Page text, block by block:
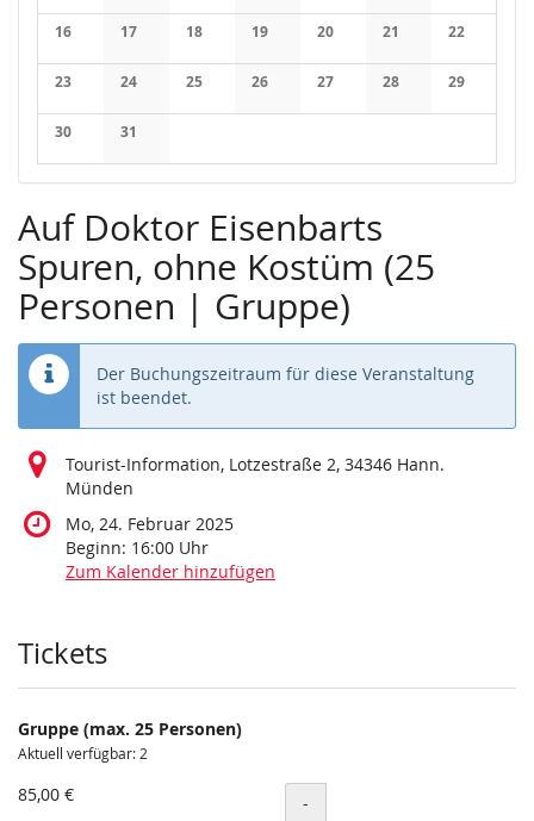
Keine Veranstaltungen
Keine Veranstaltungen
Keine Veranstaltungen
Keine Veranstaltungen
Keine Veranstaltungen
Keine Keine
16
Keine Veranstaltungen
17
Keine Veranstaltungen
18
Keine Veranstaltungen
19
Keine Veranstaltungen
20
Keine Veranstaltungen
21
Keine
22
Keine
23
Keine Veranstaltungen
24
Keine Veranstaltungen
25
Keine Veranstaltungen
26
Keine Veranstaltungen
27
Keine Veranstaltungen
28
Keine
29
Keine
30
Keine Veranstaltungen
31
Keine Veranstaltungen
Auf Doktor Eisenbarts
Spuren, ohne Kostüm (25
Personen | Gruppe)
Der Buchungszeitraum für diese Veranstaltung
ist beendet.
Tourist-Information, Lotzestraße 2, 34346 Hann.
Münden
Mo, 24. Februar 2025
Beginn: 16:00 Uhr
Zum Kalender hinzufügen
Produkte
Tickets
Gruppe (max. 25 Personen)
Aktuell verfügbar: 2
85,00 € Menge
-